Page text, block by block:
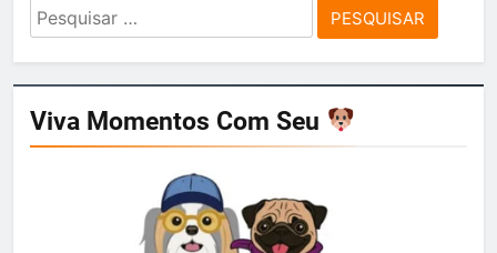
Pesquisar
por:
Viva Momentos Com Seu